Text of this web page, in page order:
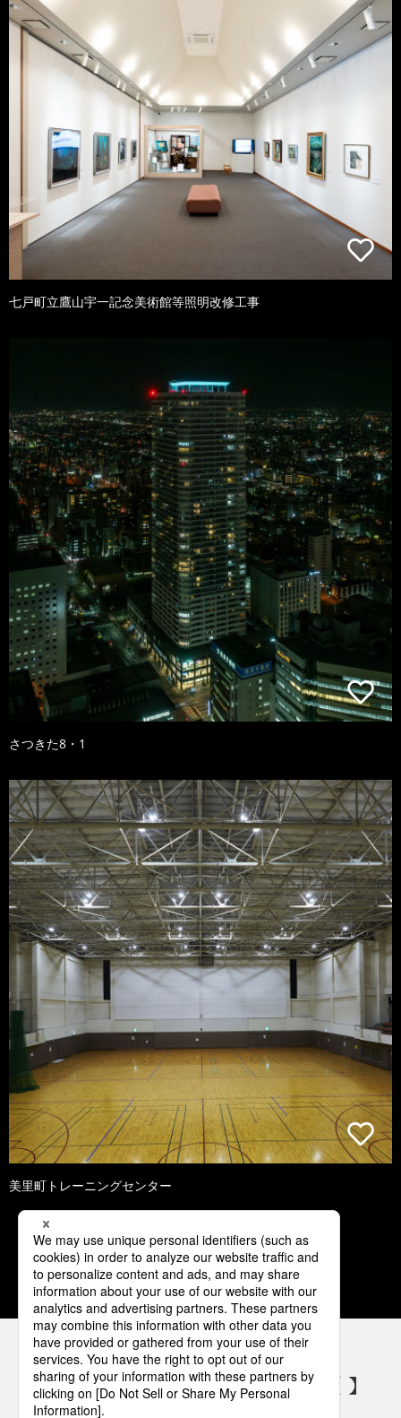
七戸町立鷹山宇一記念美術館等照明改修工事
さつきた8・1
美里町トレーニングセンター
1 2 3 4 5
パナソニックの電気設備 SNSアカウント